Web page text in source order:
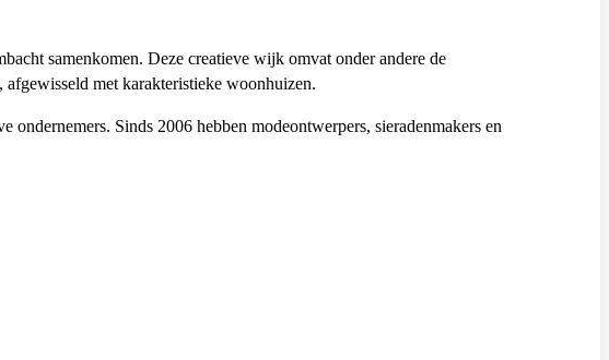
samenkomen. Deze creatieve wijk omvat onder andere de
met karakteristieke woonhuizen.
Sinds 2006 hebben modeontwerpers, sieradenmakers en